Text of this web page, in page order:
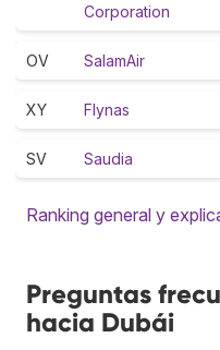
Corporation
OV SalamAir
XY Flynas
SV Saudia
Ranking general y
Preguntas
hacia Dubái